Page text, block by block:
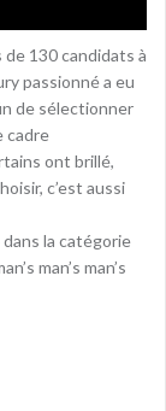
130 candidats à
passionné a eu
de sélectionner
cadre
ont brillé,
c’est aussi
la catégorie
man’s man’s